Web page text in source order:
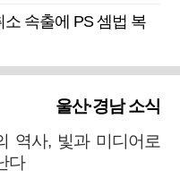
속출에 PS 셈법 복
울산·경남 소식
역사, 빛과 미디어로
다